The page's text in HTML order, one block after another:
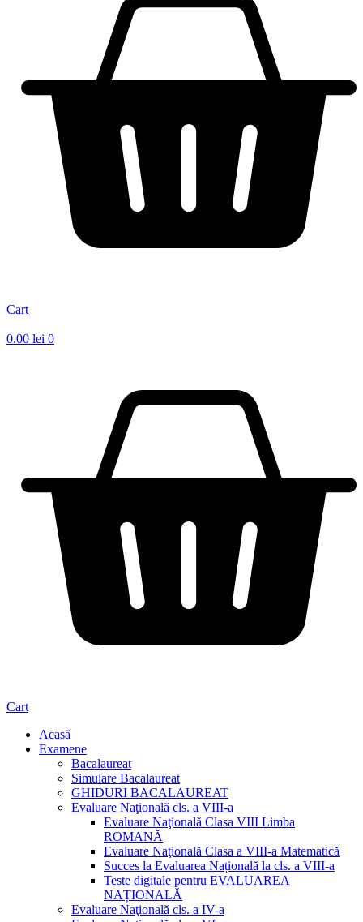
Cart
0.00 lei 0
Cart
Acasă
Examene
Bacalaureat
Simulare Bacalaureat
GHIDURI BACALAUREAT
Evaluare Naţională cls. a VIII-a
Evaluare Naţională Clasa VIII Limba
ROMANĂ
Evaluare Naţională Clasa a VIII-a Matematică
Succes la Evaluarea Națională la cls. a VIII-a
Teste digitale pentru EVALUAREA
NAȚIONALĂ
Evaluare Naţională cls. a IV-a